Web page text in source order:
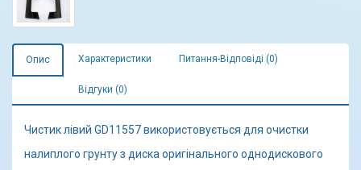
Опис Характеристики Питання-Відповіді (0)
Відгуки (0)
Чистик лівий GD11557 використовується для очистки
налиплого грунту з диска оригінального однодискового